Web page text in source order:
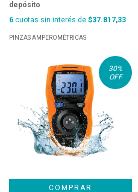
depósito
6 cuotas sin interés de $37.817,33
PINZAS AMPEROMÉTRICAS
30%
OFF